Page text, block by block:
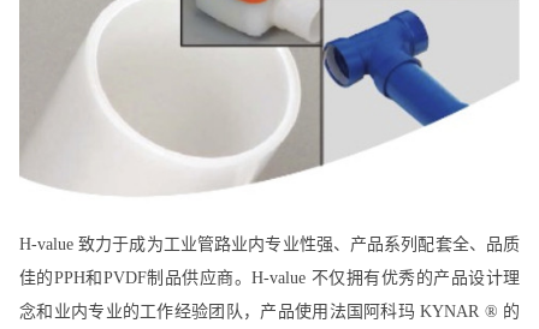
H-value 致力于成为工业管路业内专业性强、产品系列配套全、品质
佳的PPH和PVDF制品供应商。H-value 不仅拥有优秀的产品设计理
念和业内专业的工作经验团队，产品使用法国阿科玛 KYNAR ® 的